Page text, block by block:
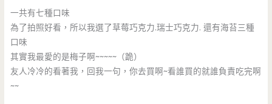
一共有七種口味
為了拍照好看，所以我選了草莓巧克力.瑞士巧克力. 還有海苔三種
口味
其實我最愛的是梅子啊~~~~~（跪）
友人冷冷的看著我，回我一句，你去買啊~看誰買的就誰負責吃完啊
~~